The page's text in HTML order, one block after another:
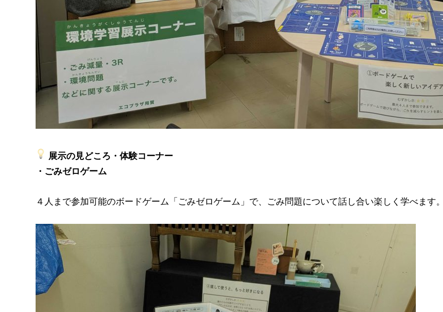
展示の見どころ・体験コーナー
・ごみゼロゲーム
４人まで参加可能のボードゲーム「ごみゼロゲーム」で、ごみ問題について話し合い楽しく学べます